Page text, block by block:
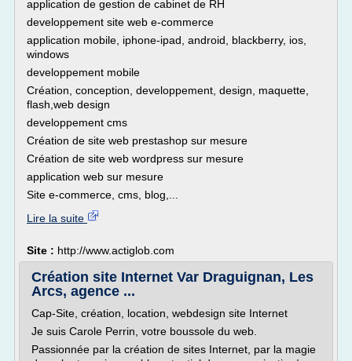
application de gestion de cabinet de RH
developpement site web e-commerce
application mobile, iphone-ipad, android, blackberry, ios,
windows
developpement mobile
Création, conception, developpement, design, maquette,
flash,web design
developpement cms
Création de site web prestashop sur mesure
Création de site web wordpress sur mesure
application web sur mesure
Site e-commerce, cms, blog,...
Lire la suite
Site : http://www.actiglob.com
Création site Internet Var Draguignan, Les
Arcs, agence ...
Cap-Site, création, location, webdesign site Internet
Je suis Carole Perrin, votre boussole du web.
Passionnée par la création de sites Internet, par la magie